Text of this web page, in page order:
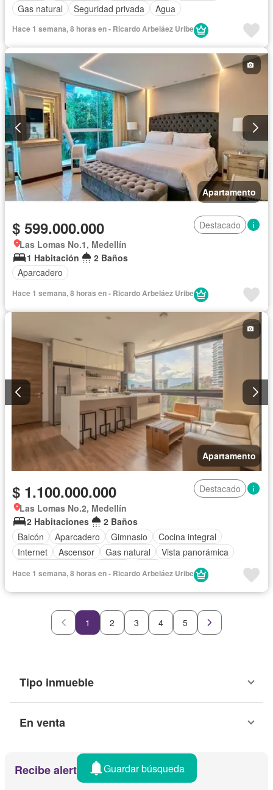
Gas natural
Seguridad privada Agua
Hace 1 semana, 8 horas en - Ricardo Arbeláez Uribe
Apartamento
$ 599.000.000
Destacado
Las Lomas No.1, Medellín
1 Habitación
2 Baños
Aparcadero
Hace 1 semana, 8 horas en - Ricardo Arbeláez Uribe
Apartamento
$ 1.100.000.000
Destacado
Las Lomas No.2, Medellín
2 Habitaciones
2 Baños
Balcón
Aparcadero Gimnasio
Cocina integral
Internet
Ascensor Gas natural
Vista panorámica
Hace 1 semana, 8 horas en - Ricardo Arbeláez Uribe
1 2 3 4 5
Tipo inmueble
En venta
Recibe alertas por emailGuardar búsqueda